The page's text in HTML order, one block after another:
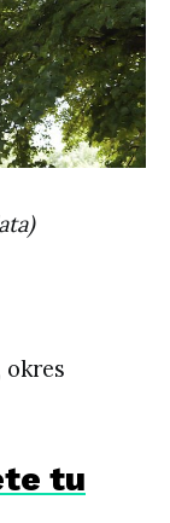
okres
tu